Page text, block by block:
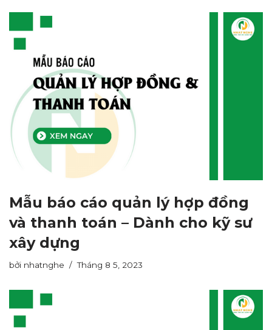
Mẫu báo cáo quản lý hợp đồng
và thanh toán – Dành cho kỹ sư
xây dựng
bởi nhatnghe Tháng 8 5, 2023